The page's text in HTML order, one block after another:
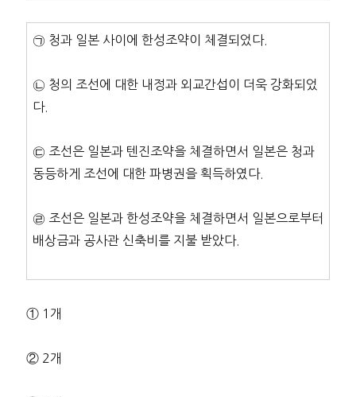
㉠ 청과 일본 사이에 한성조약이 체결되었다.
㉡ 청의 조선에 대한 내정과 외교간섭이 더욱 강화되었
다.
㉢ 조선은 일본과 텐진조약을 체결하면서 일본은 청과
동등하게 조선에 대한 파병권을 획득하였다.
㉣ 조선은 일본과 한성조약을 체결하면서 일본으로부터
배상금과 공사관 신축비를 지불 받았다.
① 1개
② 2개